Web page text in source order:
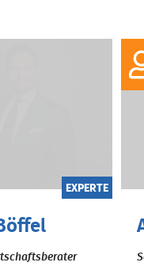
EXPERTE